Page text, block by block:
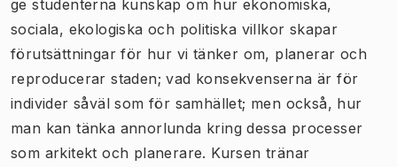
ge studenterna kunskap om hur ekonomiska,
sociala, ekologiska och politiska villkor skapar
förutsättningar för hur vi tänker om, planerar och
reproducerar staden; vad konsekvenserna är för
individer såväl som för samhället; men också, hur
man kan tänka annorlunda kring dessa processer
som arkitekt och planerare. Kursen tränar